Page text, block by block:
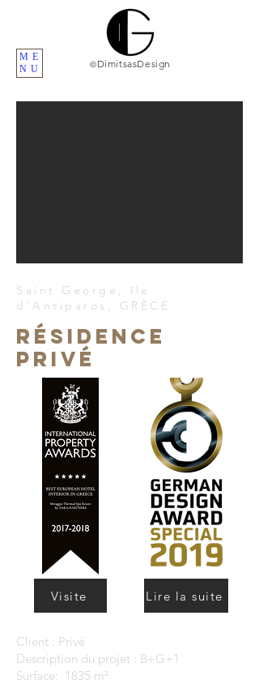
ME
NU
©DimitsasDesign
Saint George, île
d'Antiparos, GRÈCE
Résidence
privé
Visite Lire la suite
Client : Privé
Description du projet : B+G+1
Surface: 1835 m²